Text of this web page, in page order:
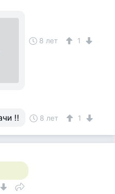
8 лет 1
!! 8 лет 1